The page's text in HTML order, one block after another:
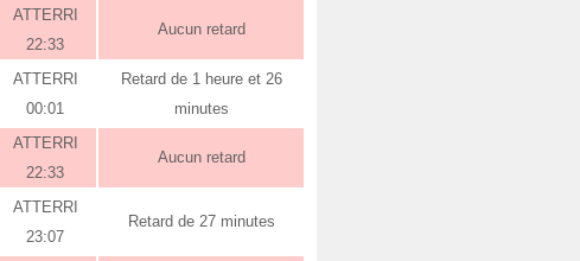
ATTERRI
22:33
Aucun retard
ATTERRI
00:01
Retard de 1 heure et 26
minutes
ATTERRI
22:33
Aucun retard
ATTERRI
23:07
Retard de 27 minutes